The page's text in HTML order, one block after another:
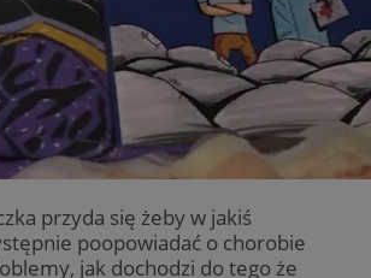
przyda się żeby w jakiś
poopowiadać o chorobie
jak dochodzi do tego że